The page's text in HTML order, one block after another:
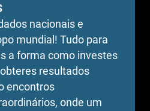
nacionais e
mundial! Tudo para
a forma como investes
resultados
encontros
onde um